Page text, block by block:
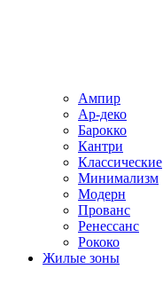
Ампир
Ар-деко
Барокко
Кантри
Классические
Минимализм
Модерн
Прованс
Ренессанс
Рококо
Жилые зоны